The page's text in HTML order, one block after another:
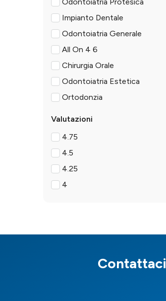
Impianto Dentale
Odontoiatria Generale
All On 4 6
Chirurgia Orale
Odontoiatria Estetica
Ortodonzia
Valutazioni
4.75
4.5
4.25
4